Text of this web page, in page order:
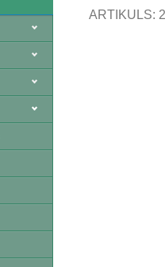
ARTIKULS: